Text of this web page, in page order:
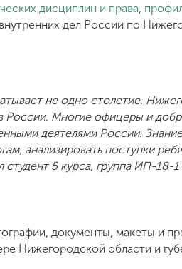
дисциплин и права
дел России по
не одно столетие.
России. Многие офицеры и
деятелями России.
анализировать поступки
студент 5 курса, группа ИП-18-
документы, макеты и
Нижегородской области и